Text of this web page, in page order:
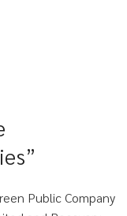
Public Company